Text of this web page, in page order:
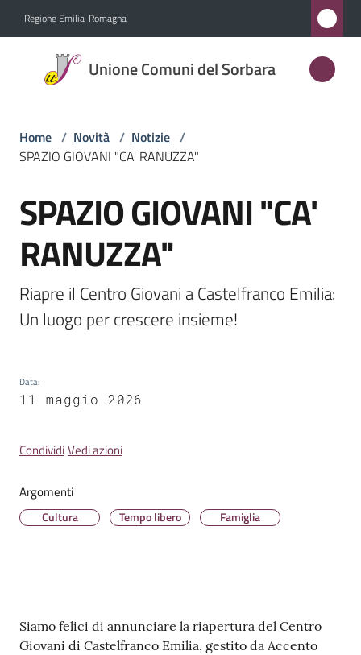
Regione Emilia-Romagna
Unione Comuni del Sorbara
Unione
Comuni
Sorbara
Amministrazione
Novità
Menu selezionato
Servizi
Vivere
Tutti
argomenti...
Home / Novità / Notizie /
SPAZIO GIOVANI "CA' RANUZZA"
Salta al contenuto
SPAZIO GIOVANI "CA'
RANUZZA"
Riapre il Centro Giovani a Castelfranco Emilia:
Un luogo per crescere insieme!
Data:
11 maggio 2026
CondividiVedi azioni
Argomenti
Cultura Tempo libero Famiglia
Contenuto
Siamo felici di annunciare la riapertura del Centro
Giovani di Castelfranco Emilia, gestito da Accento